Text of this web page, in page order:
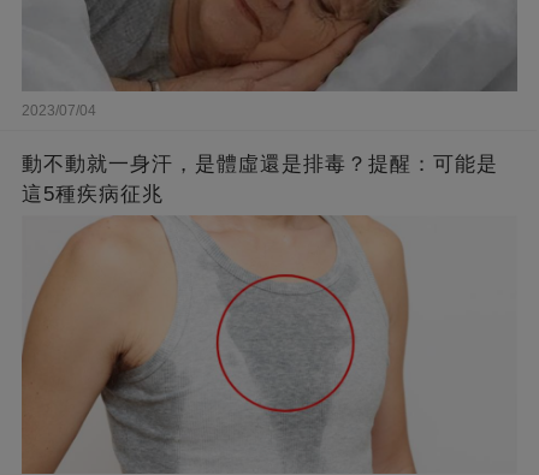
2023/07/04
動不動就一身汗，是體虛還是排毒？提醒：可能是
這5種疾病征兆